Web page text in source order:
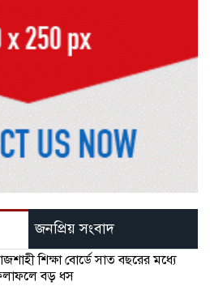
জনপ্রিয় সংবাদ
শিক্ষা বোর্ডে সাত বছরের মধ্যে
বড় ধস